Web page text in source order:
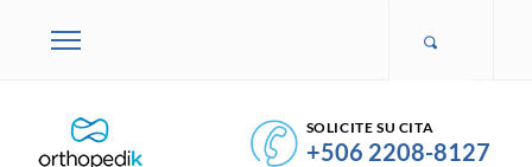
SOLICITE SU CITA
+506 2208-8127